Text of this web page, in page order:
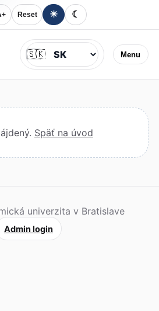
Reset ☀ ☾
Menu
Jazyk
🇸🇰
Späť na úvod
univerzita v Bratislave
Admin login